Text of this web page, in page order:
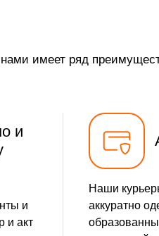
от
от
от 5
от
имеет ряд
и
и
и акт
Наши
аккуратно